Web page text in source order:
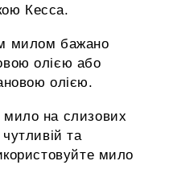
Кесса.
милом бажано
олією або
олією.
мило на слизових
та
мило